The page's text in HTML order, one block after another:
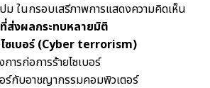
ในกรอบเสรีภาพการแสดงความคิดเห็น
ส่งผลกระทบหลายมิติ
ซเบอร์ (Cyber terrorism)
ารก่อการร้ายไซเบอร์
อร์กับอาชญากรรมคอมพิวเตอร์